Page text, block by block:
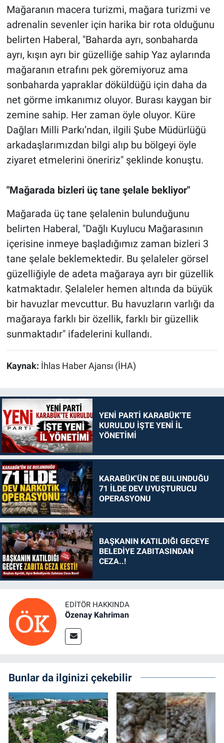
Mağaranın macera turizmi, mağara turizmi ve
adrenalin sevenler için harika bir rota olduğunu
belirten Haberal, "Baharda ayrı, sonbaharda
ayrı, kışın ayrı bir güzelliğe sahip Yaz aylarında
mağaranın etrafını pek göremiyoruz ama
sonbaharda yapraklar döküldüğü için daha da
net görme imkanımız oluyor. Burası kaygan bir
zemine sahip. Her zaman öyle oluyor. Küre
Dağları Milli Parkı’ndan, ilgili Şube Müdürlüğü
arkadaşlarımızdan bilgi alıp bu bölgeyi öyle
ziyaret etmelerini öneririz" şeklinde konuştu.
"Mağarada bizleri üç tane şelale bekliyor"
Mağarada üç tane şelalenin bulunduğunu
belirten Haberal, "Dağlı Kuylucu Mağarasının
içerisine inmeye başladığımız zaman bizleri 3
tane şelale beklemektedir. Bu şelaleler görsel
güzelliğiyle de adeta mağaraya ayrı bir güzellik
katmaktadır. Şelaleler hemen altında da büyük
bir havuzlar mevcuttur. Bu havuzların varlığı da
mağaraya farklı bir özellik, farklı bir güzellik
sunmaktadır" ifadelerini kullandı.
Kaynak: İhlas Haber Ajansı (İHA)
YENİ PARTİ KARABÜK’TE
KURULDU İŞTE YENİ İL
YÖNETİMİ
KARABÜK'ÜN DE BULUNDUĞU
71 İLDE DEV UYUŞTURUCU
OPERASYONU
BAŞKANIN KATILDIĞI GECEYE
BELEDİYE ZABITASINDAN
CEZA..!
EDITÖR HAKKINDA
Özenay Kahriman
Bunlar da ilginizi çekebilir